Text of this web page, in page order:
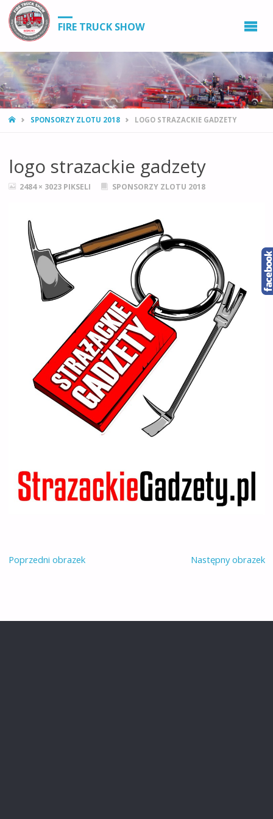
FIRE TRUCK SHOW
STRONA
SPONSORZY ZLOTU 2018 LOGO STRAZACKIE GADZETY
logo strazackie gadzety
PEŁNY2484 × 3023 PIKSELI SPONSORZY ZLOTU 2018
Poprzedni obrazek Następny obrazek